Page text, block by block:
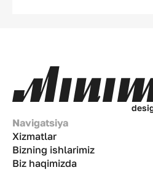
emas, balki boshqa
ishlata olmaydigan noyob
biridir. Axir xitoylik ham,
mahsulotiga “Made in
olmaydi. Shuning uchun
koʻrsatish yoki
— uni qanday qilib toʻgʻri
desi
Navigatsiya
Xizmatlar
Bizning ishlarimiz
Biz haqimizda